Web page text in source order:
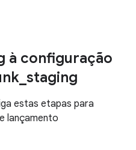
à configuração
staging
estas etapas para
lançamento